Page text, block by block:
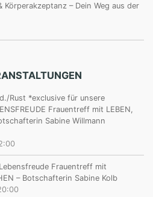
Körperakzeptanz – Dein Weg aus der
Rust *exclusive für unsere
Frauentreff mit LEBEN,
Sabine Willmann
Frauentreff mit
– Botschafterin Sabine Kolb